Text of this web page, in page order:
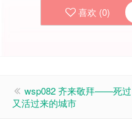
喜欢 (0)
wsp082 齐来敬拜——死过
又活过来的城市